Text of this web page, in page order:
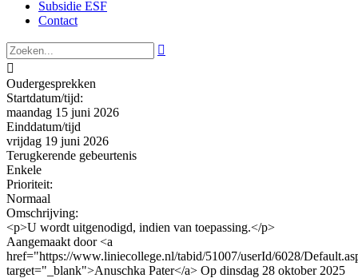
Subsidie ESF
Contact


Oudergesprekken
Startdatum/tijd:
maandag 15 juni 2026
Einddatum/tijd
vrijdag 19 juni 2026
Terugkerende gebeurtenis
Enkele
Prioriteit:
Normaal
Omschrijving:
<p>U wordt uitgenodigd, indien van toepassing.</p>
Aangemaakt door <a
href="https://www.liniecollege.nl/tabid/51007/userId/6028/
target="_blank">Anuschka Pater</a> Op dinsdag 28 oktober 2025